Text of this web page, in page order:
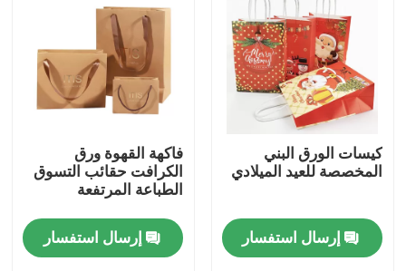
أشرطة فيديو
حول بنا
جولة في المعمل
ضبط الجودة
كيسات الورق البني
المخصصة للعيد الميلادي
إرسال استفسار
فاكهة القهوة ورق
الكرافت حقائب التسوق
الطباعة المرتفعة
إرسال استفسار